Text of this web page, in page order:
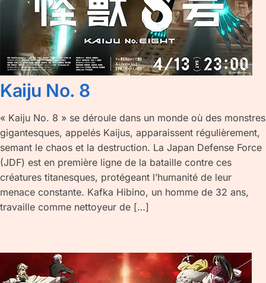
Kaiju No. 8
« Kaiju No. 8 » se déroule dans un monde où des monstres
gigantesques, appelés Kaijus, apparaissent régulièrement,
semant le chaos et la destruction. La Japan Defense Force
(JDF) est en première ligne de la bataille contre ces
créatures titanesques, protégeant l’humanité de leur
menace constante. Kafka Hibino, un homme de 32 ans,
travaille comme nettoyeur de […]